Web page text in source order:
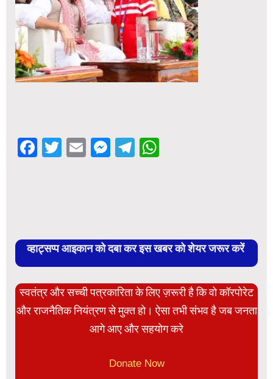
Facebook
Twitter
EmailMessenger
Telegram
व्हाट्सप्प आइकान को दबा कर इस खबर को शेयर जरूर करें
स्वतंत्र और सच्ची पत्रकारिता के लिए ज़रूरी है कि वो कॉरपोरेट
और राजनैतिक नियंत्रण से मुक्त हो। ऐसा तभी संभव है जब जनता
आगे आए और सहयोग करे
Donate Now